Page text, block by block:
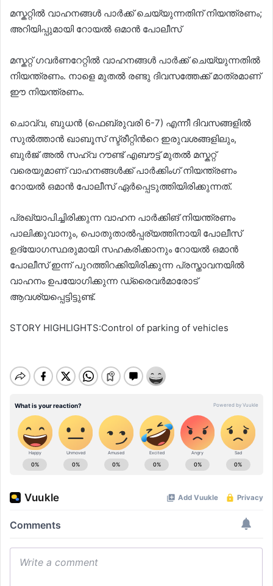
മസ്കറ്റില്‍ വാഹനങ്ങള്‍ പാര്‍ക്ക് ചെയ്യുന്നതിന് നിയന്ത്രണം;
അറിയിപ്പുമായി റോയല്‍ ഒമാൻ പോലീസ്
മസ്കറ്റ് ഗവർണറേറ്റില്‍ വാഹനങ്ങള്‍ പാർക്ക് ചെയ്യുന്നതില്‍
നിയന്ത്രണം. നാളെ മുതല്‍ രണ്ടു ദിവസത്തേക്ക് മാത്രമാണ്
ഈ നിയന്ത്രണം.
ചൊവ്വ, ബുധൻ (ഫെബ്രുവരി 6-7) എന്നീ ദിവസങ്ങളില്‍
സുല്‍ത്താൻ ഖാബൂസ് സ്ട്രീറ്റിൻറെ ഇരുവശങ്ങളിലും,
ബുർജ് അല്‍ സഹ്‌വ റൗണ്ട് എബൗട്ട് മുതല്‍ മസ്കറ്റ്
വരെയുമാണ് വാഹനങ്ങള്‍ക്ക് പാർക്കിംഗ് നിയന്ത്രണം
റോയല്‍ ഒമാൻ പോലീസ് ഏർപ്പെടുത്തിയിരിക്കുന്നത്.
പ്രഖ്യാപിച്ചിരിക്കുന്ന വാഹന പാർക്കിങ് നിയന്ത്രണം
പാലിക്കുവാനും, പൊതുതാല്‍പ്പര്യത്തിനായി പോലീസ്
ഉദ്യോഗസ്ഥരുമായി സഹകരിക്കാനും റോയല്‍ ഒമാൻ
പോലീസ് ഇന്ന് പുറത്തിറക്കിയിരിക്കുന്ന പ്രസ്താവനയില്‍
വാഹനം ഉപയോഗിക്കുന്ന ഡ്രൈവർമാരോട്
ആവശ്യപ്പെട്ടിട്ടുണ്ട്.
STORY HIGHLIGHTS:Control of parking of vehicles